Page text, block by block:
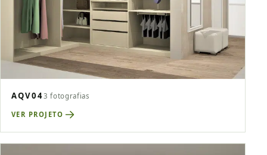
AQV043 fotografias
VER PROJETO